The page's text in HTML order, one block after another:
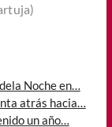
Noche en…
atrás hacia…
un año…